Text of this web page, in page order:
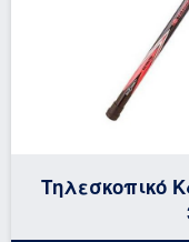
Τηλεσκοπικό